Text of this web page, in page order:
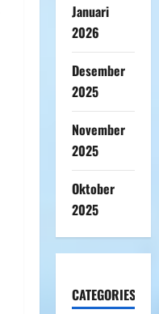
Januari
2026
Desember
2025
November
2025
Oktober
2025
CATEGORIES